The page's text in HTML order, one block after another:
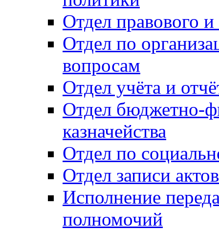
Отдел правового
Отдел по
вопросам
Отдел учёта и
Отдел бюджетно-
казначейства
Отдел по
Отдел записи
Исполнение
полномочий